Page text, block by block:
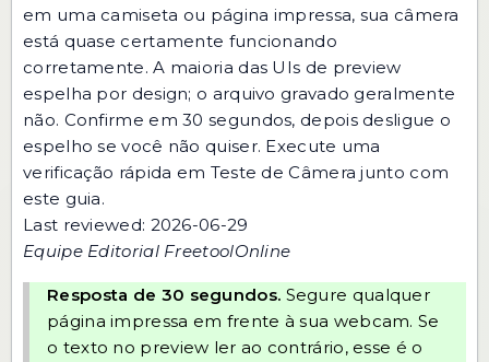
em uma camiseta ou página impressa, sua câmera
está quase certamente funcionando
corretamente. A maioria das UIs de preview
espelha por design; o arquivo gravado geralmente
não. Confirme em 30 segundos, depois desligue o
espelho se você não quiser. Execute uma
verificação rápida em Teste de Câmera junto com
este guia.
Last reviewed: 2026-06-29
Equipe Editorial FreetoolOnline
Resposta de 30 segundos. Segure qualquer
página impressa em frente à sua webcam. Se
o texto no preview ler ao contrário, esse é o